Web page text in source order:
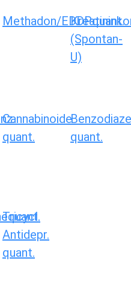
Methadon/EDDPquant.
(Spontan-
U)
Cannabinoide
quant.
quant.
Tricycl.
Antidepr.
quant.